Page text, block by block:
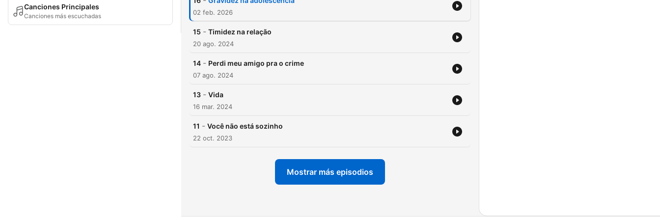
Canciones Principales
Canciones más escuchadas 02 feb. 2026
15 - Timidez na relação
20 ago. 2024
14 - Perdi meu amigo pra o crime
07 ago. 2024
13 - Vida
16 mar. 2024
11 - Você não está sozinho
22 oct. 2023
Mostrar más episodios